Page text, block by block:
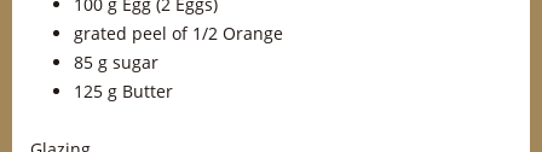
grated peel of 1/2 Orange
85 g sugar
125 g Butter